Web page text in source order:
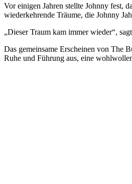
Vor einigen Jahren stellte Johnny fest,
wiederkehrende Träume, die Johnny
„Dieser Traum kam immer wieder“,
Das gemeinsame Erscheinen von The
Ruhe und Führung aus, eine